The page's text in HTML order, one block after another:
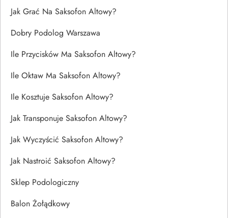
Jak Grać Na Saksofon Altowy?
Dobry Podolog Warszawa
Ile Przycisków Ma Saksofon Altowy?
Ile Oktaw Ma Saksofon Altowy?
Ile Kosztuje Saksofon Altowy?
Jak Transponuje Saksofon Altowy?
Jak Wyczyścić Saksofon Altowy?
Jak Nastroić Saksofon Altowy?
Sklep Podologiczny
Balon Żołądkowy